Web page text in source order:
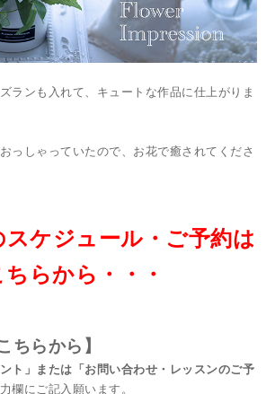
ランも入れて、キュートな作品に仕上がりま
っしゃっていたので、お花で癒されてくださ
スケジュール・ご予約は
ちらから・・・
ちらから】
ト」または「お問い合わせ・レッスンのご予
欄にご記入願います。